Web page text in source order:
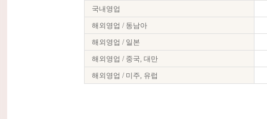
국내영업
해외영업 / 동남아
해외영업 / 일본
해외영업 / 중국, 대만
해외영업 / 미주, 유럽